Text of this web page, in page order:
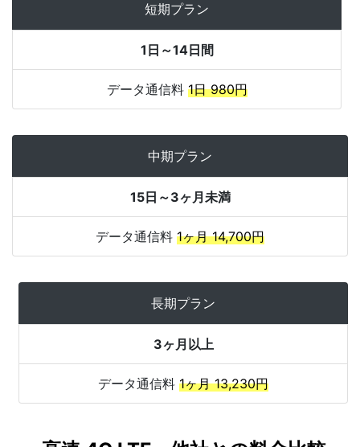
短期プラン
1日～14日間
データ通信料 1日 980円
中期プラン
15日～3ヶ月未満
データ通信料 1ヶ月 14,700円
長期プラン
3ヶ月以上
データ通信料 1ヶ月 13,230円